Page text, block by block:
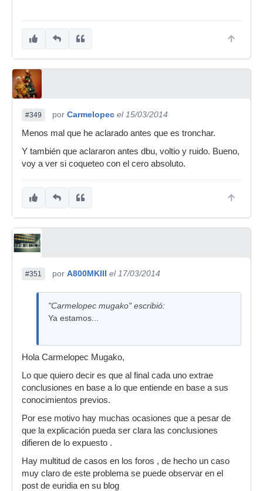
#349 por Carmelopec el 15/03/2014
Menos mal que he aclarado antes que es tronchar.
Y también que aclararon antes dbu, voltio y ruido. Bueno,
voy a ver si coqueteo con el cero absoluto.
#351 por A800MKIII el 17/03/2014
"Carmelopec mugako" escribió:
Ya estamos...
Hola Carmelopec Mugako,
Lo que quiero decir es que al final cada uno extrae
conclusiones en base a lo que entiende en base a sus
conocimientos previos.
Por ese motivo hay muchas ocasiones que a pesar de
que la explicación pueda ser clara las conclusiones
difieren de lo expuesto .
Hay multitud de casos en los foros , de hecho un caso
muy claro de este problema se puede observar en el
post de euridia en su blog